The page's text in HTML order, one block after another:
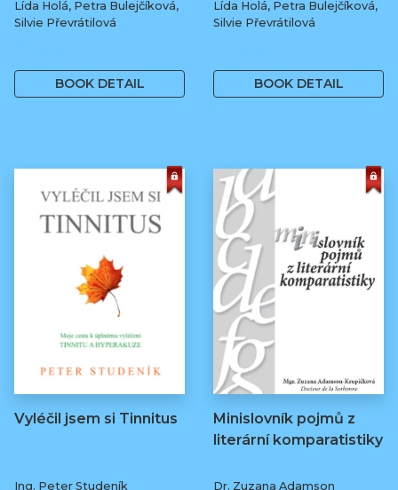
Lída Holá, Petra Bulejčíková,
Silvie Převrátilová
BOOK DETAIL
Lída Holá, Petra Bulejčíková,
Silvie Převrátilová
BOOK DETAIL
Vyléčil jsem si Tinnitus
Ing. Peter Studeník
Minislovník pojmů z
literární komparatistiky
Dr. Zuzana Adamson